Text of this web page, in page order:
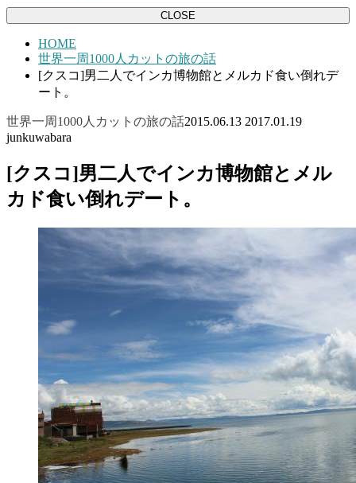
CLOSE
HOME
世界一周1000人カットの旅の話
[クスコ]男二人でインカ博物館とメルカド食い倒れデ
ート。
世界一周1000人カットの旅の話2015.06.13 2017.01.19
junkuwabara
[クスコ]男二人でインカ博物館とメル
カド食い倒れデート。